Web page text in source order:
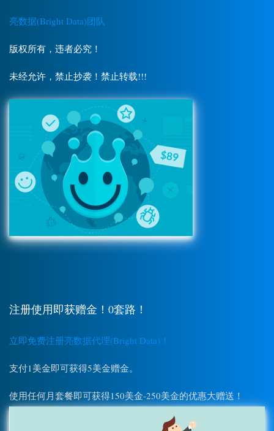
亮数据(Bright Data)团队
版权所有，违者必究！
未经允许，禁止抄袭！禁止转载!!!
注册使用即获赠金！0套路！
立即免费注册亮数据代理(Bright Data)！
支付1美金即可获得5美金赠金。
使用任何月套餐即可获得150美金-250美金的优惠大赠送！